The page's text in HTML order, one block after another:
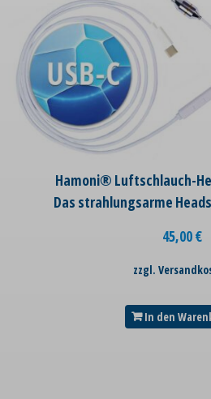
Hamoni® Luftschlauch-
Das strahlungsarme
45,00€
zzgl.
In den